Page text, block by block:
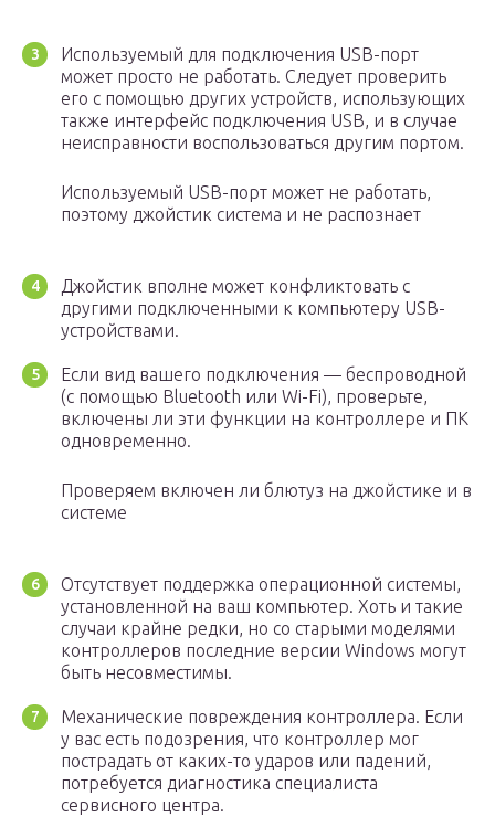
Используемый для подключения USB-порт
может просто не работать. Следует проверить
его с помощью других устройств, использующих
также интерфейс подключения USB, и в случае
неисправности воспользоваться другим портом.
Используемый USB-порт может не работать,
поэтому джойстик система и не распознает
Джойстик вполне может конфликтовать с
другими подключенными к компьютеру USB-
устройствами.
Если вид вашего подключения — беспроводной
(с помощью Bluetooth или Wi-Fi), проверьте,
включены ли эти функции на контроллере и ПК
одновременно.
Проверяем включен ли блютуз на джойстике и в
системе
Отсутствует поддержка операционной системы,
установленной на ваш компьютер. Хоть и такие
случаи крайне редки, но со старыми моделями
контроллеров последние версии Windows могут
быть несовместимы.
Механические повреждения контроллера. Если
у вас есть подозрения, что контроллер мог
пострадать от каких-то ударов или падений,
потребуется диагностика специалиста
сервисного центра.